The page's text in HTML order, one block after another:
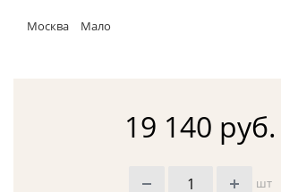
Москва Мало
19 140 руб.
шт